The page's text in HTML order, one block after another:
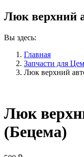
Люк верхний
Вы здесь:
Главная
Запчасти для
Люк верхний
Люк
(Бецема)